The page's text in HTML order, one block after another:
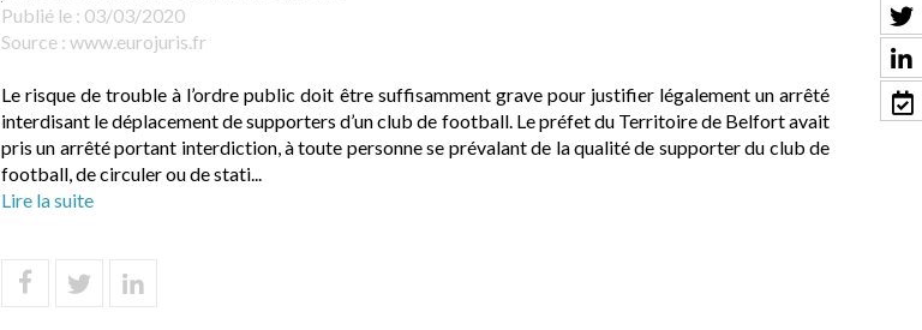
Publié le : 03/03/2020
Source : www.eurojuris.fr
Le risque de trouble à l’ordre public doit être suffisamment grave pour justifier légalement un arrêté
interdisant le déplacement de supporters d’un club de football. Le préfet du Territoire de Belfort avait
pris un arrêté portant interdiction, à toute personne se prévalant de la qualité de supporter du club de
football, de circuler ou de stati...
Lire la suite